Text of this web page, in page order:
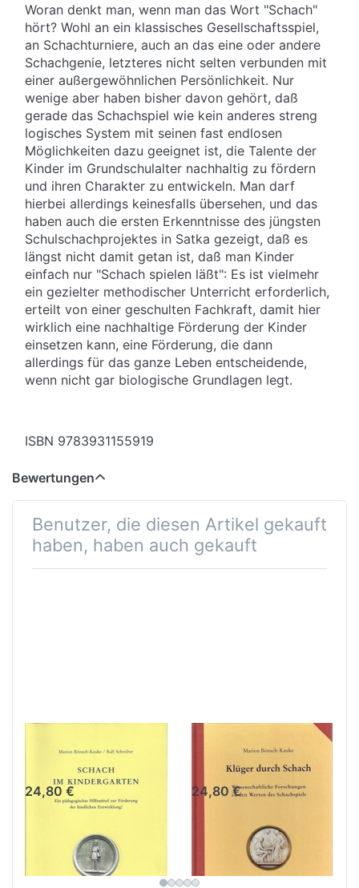
Woran denkt man, wenn man das Wort "Schach"
hört? Wohl an ein klassisches Gesellschaftsspiel,
an Schachturniere, auch an das eine oder andere
Schachgenie, letzteres nicht selten verbunden mit
einer außergewöhnlichen Persönlichkeit. Nur
wenige aber haben bisher davon gehört, daß
gerade das Schachspiel wie kein anderes streng
logisches System mit seinen fast endlosen
Möglichkeiten dazu geeignet ist, die Talente der
Kinder im Grundschulalter nachhaltig zu fördern
und ihren Charakter zu entwickeln. Man darf
hierbei allerdings keinesfalls übersehen, und das
haben auch die ersten Erkenntnisse des jüngsten
Schulschachprojektes in Satka gezeigt, daß es
längst nicht damit getan ist, daß man Kinder
einfach nur "Schach spielen läßt": Es ist vielmehr
ein gezielter methodischer Unterricht erforderlich,
erteilt von einer geschulten Fachkraft, damit hier
wirklich eine nachhaltige Förderung der Kinder
einsetzen kann, eine Förderung, die dann
allerdings für das ganze Leben entscheidende,
wenn nicht gar biologische Grundlagen legt.
ISBN 9783931155919
Bewertungen
Benutzer, die diesen Artikel gekauft
haben, haben auch gekauft
Kindergarten
24,80 €
Klüger durch
Schach
24,80 €